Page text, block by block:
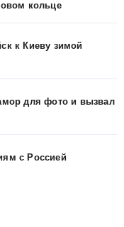
кольце
к Киеву зимой
для фото и вызвал
с Россией